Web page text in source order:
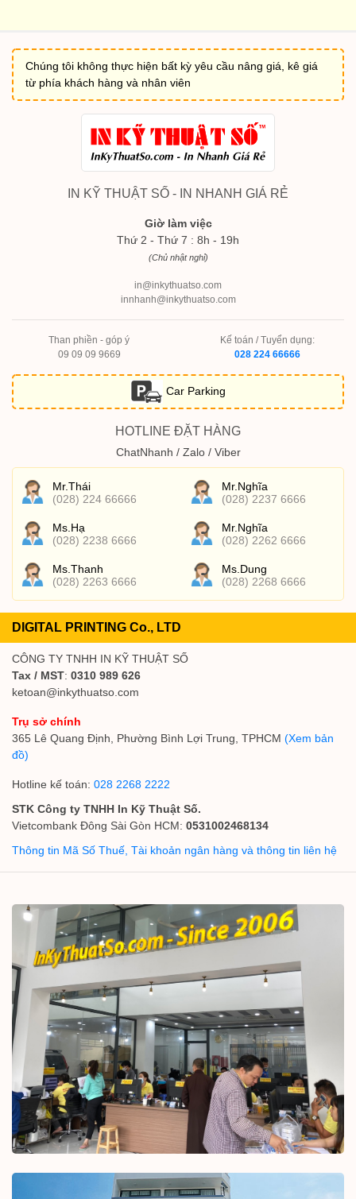
Chúng tôi không thực hiện bất kỳ yêu cầu nâng giá, kê giá
từ phía khách hàng và nhân viên
IN KỸ THUẬT SỐ - IN NHANH GIÁ RẺ
Giờ làm việc
Thứ 2 - Thứ 7 : 8h - 19h
(Chủ nhật nghỉ)
in@inkythuatso.com
innhanh@inkythuatso.com
Than phiền - góp ý
09 09 09 9669
Kế toán / Tuyển dụng:
028 224 66666
Car Parking
HOTLINE ĐẶT HÀNG
ChatNhanh / Zalo / Viber
Mr.Thái
(028) 224 66666
Mr.Nghĩa
(028) 2237 6666
Ms.Hạ
(028) 2238 6666
Mr.Nghĩa
(028) 2262 6666
Ms.Thanh
(028) 2263 6666
Ms.Dung
(028) 2268 6666
DIGITAL PRINTING Co., LTD
CÔNG TY TNHH IN KỸ THUẬT SỐ
Tax / MST: 0310 989 626
ketoan@inkythuatso.com
Trụ sở chính
365 Lê Quang Định, Phường Bình Lợi Trung, TPHCM (Xem bản
đồ)
Hotline kế toán: 028 2268 2222
STK Công ty TNHH In Kỹ Thuật Số.
Vietcombank Đông Sài Gòn HCM: 0531002468134
Thông tin Mã Số Thuế, Tài khoản ngân hàng và thông tin liên hệ